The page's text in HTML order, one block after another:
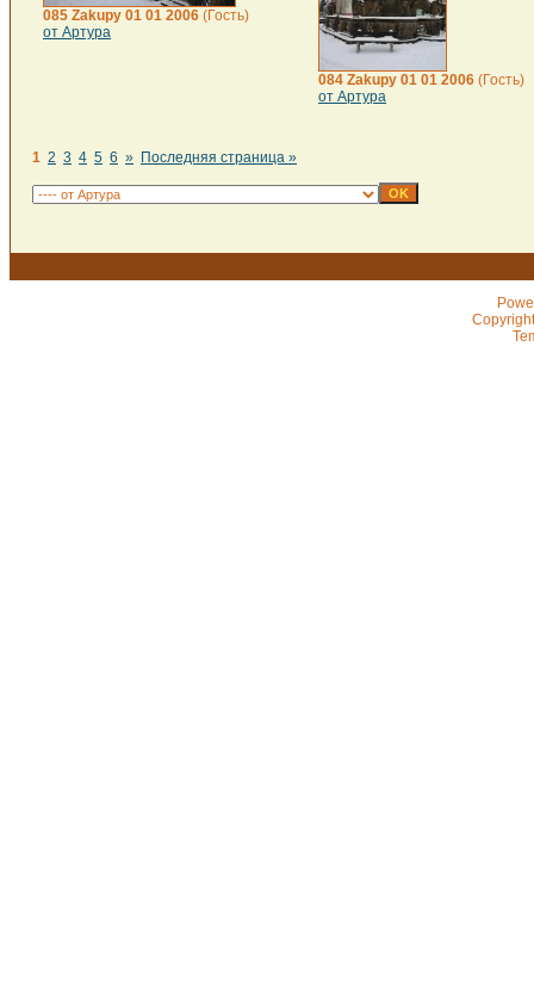
085 Zakupy 01 01 2006 (Гость)
от Артура
084 Zakupy 01 01 2006 (Гость)
от Артура
1 2 3 4 5 6 » Последняя страница »